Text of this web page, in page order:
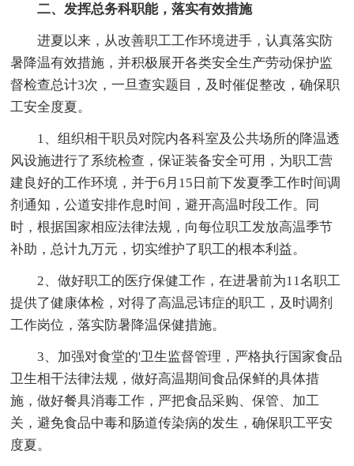
二、发挥总务科职能，落实有效措施
进夏以来，从改善职工工作环境进手，认真落实防
暑降温有效措施，并积极展开各类安全生产劳动保护监
督检查总计3次，一旦查实题目，及时催促整改，确保职
工安全度夏。
1、组织相干职员对院内各科室及公共场所的降温透
风设施进行了系统检查，保证装备安全可用，为职工营
建良好的工作环境，并于6月15日前下发夏季工作时间调
剂通知，公道安排作息时间，避开高温时段工作。同
时，根据国家相应法律法规，向每位职工发放高温季节
补助，总计九万元，切实维护了职工的根本利益。
2、做好职工的医疗保健工作，在进暑前为11名职工
提供了健康体检，对得了高温忌讳症的职工，及时调剂
工作岗位，落实防暑降温保健措施。
3、加强对食堂的'卫生监督管理，严格执行国家食品
卫生相干法律法规，做好高温期间食品保鲜的具体措
施，做好餐具消毒工作，严把食品采购、保管、加工
关，避免食品中毒和肠道传染病的发生，确保职工平安
度夏。